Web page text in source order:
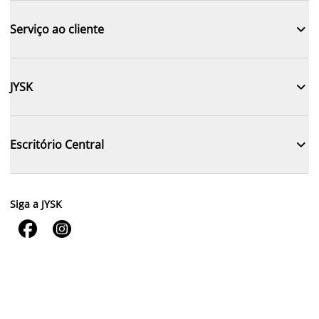
Serviço ao cliente 
JYSK 
Escritório Central 
Siga a JYSK
 